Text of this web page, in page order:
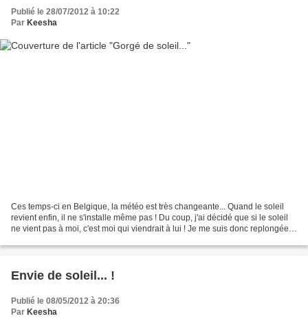
Publié le 28/07/2012 à 10:22
Par Keesha
Ces temps-ci en Belgique, la météo est très changeante... Quand le soleil
revient enfin, il ne s'installe même pas ! Du coup, j'ai décidé que si le soleil
ne vient pas à moi, c'est moi qui viendrait à lui ! Je me suis donc replongée
Envie de soleil... !
Publié le 08/05/2012 à 20:36
Par Keesha